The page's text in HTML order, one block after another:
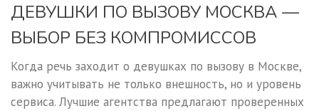
ДЕВУШКИ ПО ВЫЗОВУ МОСКВА —
ВЫБОР БЕЗ КОМПРОМИССОВ
Когда речь заходит о девушках по вызову в Москве,
важно учитывать не только внешность, но и уровень
сервиса. Лучшие агентства предлагают проверенных